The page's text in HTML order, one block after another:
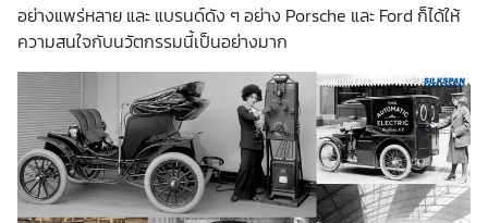
อย่างแพร่หลาย และ แบรนด์ดัง ๆ อย่าง Porsche และ Ford ก็ได้ให้
ความสนใจกับนวัตกรรมนี้เป็นอย่างมาก